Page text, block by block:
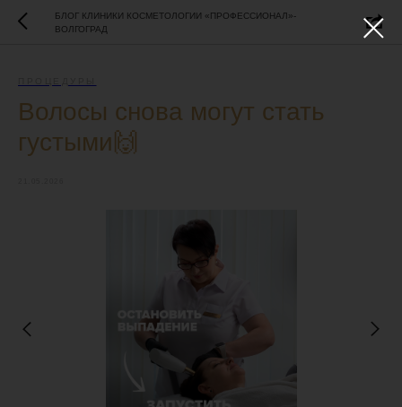
БЛОГ КЛИНИКИ КОСМЕТОЛОГИИ «ПРОФЕССИОНАЛ»-
ВОЛГОГРАД
Волосы снова могут стать
густыми🙌